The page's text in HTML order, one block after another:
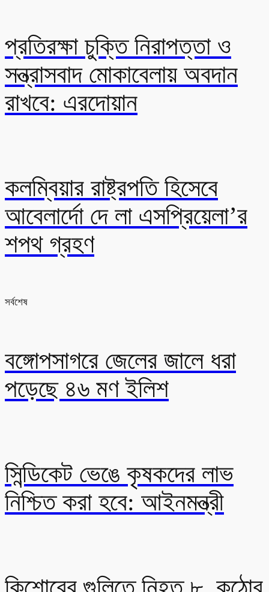
প্রতিরক্ষা চুক্তি নিরাপত্তা ও
সন্ত্রাসবাদ মোকাবেলায় অবদান
রাখবে: এরদোয়ান
কলম্বিয়ার রাষ্ট্রপতি হিসেবে
আবেলার্দো দে লা এসপ্রিয়েলা’র
শপথ গ্রহণ
সর্বশেষ
বঙ্গোপসাগরে জেলের জালে ধরা
পড়েছে ৪৬ মণ ইলিশ
সিন্ডিকেট ভেঙে কৃষকদের লাভ
নিশ্চিত করা হবে: আইনমন্ত্রী